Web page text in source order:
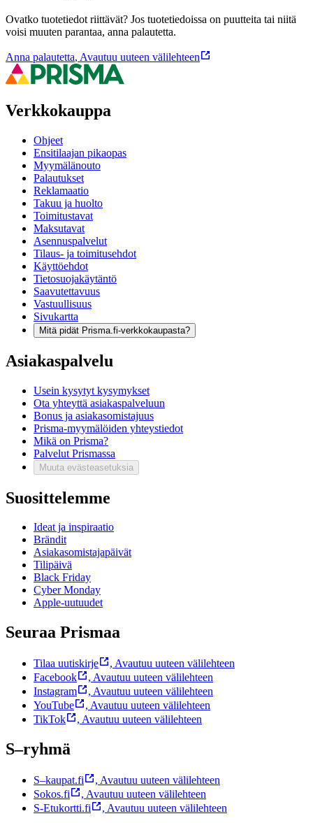
Ovatko tuotetiedot riittävät? Jos tuotetiedoissa on puutteita tai niitä
voisi muuten parantaa, anna palautetta.
Anna palautetta, Avautuu uuteen välilehteen
Verkkokauppa
Ohjeet
Ensitilaajan pikaopas
Myymälänouto
Palautukset
Reklamaatio
Takuu ja huolto
Toimitustavat
Maksutavat
Asennuspalvelut
Tilaus- ja toimitusehdot
Käyttöehdot
Tietosuojakäytäntö
Saavutettavuus
Vastuullisuus
Sivukartta
Mitä pidät Prisma.fi-verkkokaupasta?
Asiakaspalvelu
Usein kysytyt kysymykset
Ota yhteyttä asiakaspalveluun
Bonus ja asiakasomistajuus
Prisma-myymälöiden yhteystiedot
Mikä on Prisma?
Palvelut Prismassa
Muuta evästeasetuksia
Suosittelemme
Ideat ja inspiraatio
Brändit
Asiakasomistajapäivät
Tilipäivä
Black Friday
Cyber Monday
Apple-uutuudet
Seuraa Prismaa
Tilaa uutiskirje , Avautuu uuteen välilehteen
Facebook
, Avautuu uuteen välilehteen
Instagram
, Avautuu uuteen välilehteen
YouTube
, Avautuu uuteen välilehteen
TikTok
, Avautuu uuteen välilehteen
S–ryhmä
S–kaupat.fi , Avautuu uuteen välilehteen
Sokos.fi
, Avautuu uuteen välilehteen
S-Etukortti.fi
, Avautuu uuteen välilehteen